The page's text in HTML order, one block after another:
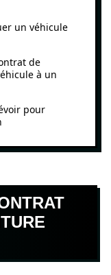
un véhicule
de
à un
pour